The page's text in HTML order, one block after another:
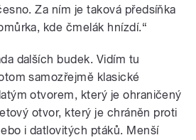
Za ním je taková předsíňka
kde čmelák hnízdí.“
dalších budek. Vidím tu
samozřejmě klasické
otvorem, který je ohraničený
otvor, který je chráněn proti
i datlovitých ptáků. Menší